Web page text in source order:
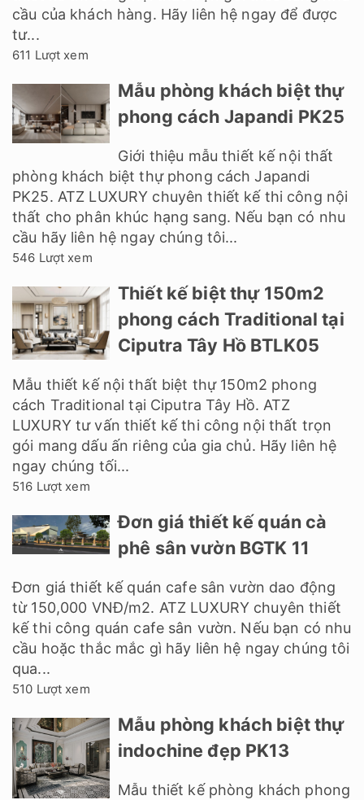
cầu của khách hàng. Hãy liên hệ ngay để được
tư...
611 Lượt xem
Mẫu phòng khách biệt thự
phong cách Japandi PK25
Giới thiệu mẫu thiết kế nội thất
phòng khách biệt thự phong cách Japandi
PK25. ATZ LUXURY chuyên thiết kế thi công nội
thất cho phân khúc hạng sang. Nếu bạn có nhu
cầu hãy liên hệ ngay chúng tôi...
546 Lượt xem
Thiết kế biệt thự 150m2
phong cách Traditional tại
Ciputra Tây Hồ BTLK05
Mẫu thiết kế nội thất biệt thự 150m2 phong
cách Traditional tại Ciputra Tây Hồ. ATZ
LUXURY tư vấn thiết kế thi công nội thất trọn
gói mang dấu ấn riêng của gia chủ. Hãy liên hệ
ngay chúng tối...
516 Lượt xem
Đơn giá thiết kế quán cà
phê sân vườn BGTK 11
Đơn giá thiết kế quán cafe sân vườn dao động
từ 150,000 VNĐ/m2. ATZ LUXURY chuyên thiết
kế thi công quán cafe sân vườn. Nếu bạn có nhu
cầu hoặc thắc mắc gì hãy liên hệ ngay chúng tôi
qua...
510 Lượt xem
Mẫu phòng khách biệt thự
indochine đẹp PK13
Mẫu thiết kế phòng khách phong